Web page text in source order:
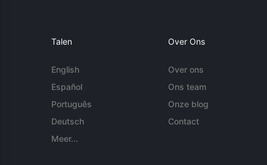
Talen
English
Español
Português
Deutsch
Meer...
Over Ons
Over ons
Ons team
Onze blog
Contact